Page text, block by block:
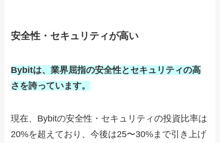
安全性・セキュリティが高い
Bybitは、業界屈指の安全性とセキュリティの高
さを誇っています。
現在、Bybitの安全性・セキュリティの投資比率は
20%を超えており、今後は25〜30%まで引き上げ